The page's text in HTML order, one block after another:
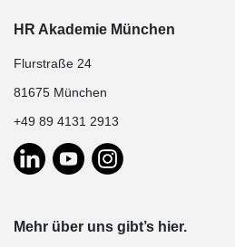
HR Akademie München
Flurstraße 24
81675 München
+49 89 4131 2913
Mehr über uns gibt’s hier.